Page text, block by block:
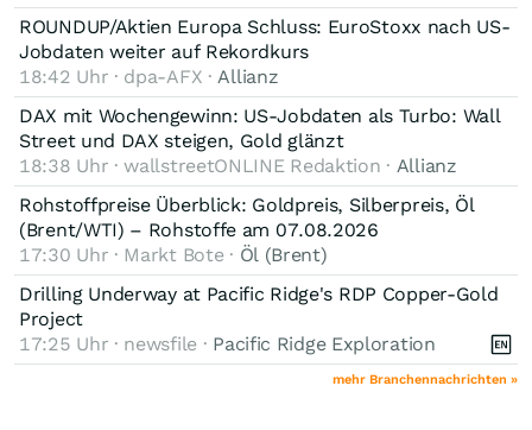
ROUNDUP/Aktien Europa Schluss: EuroStoxx nach US-
Jobdaten weiter auf Rekordkurs
18:42 Uhr · dpa-AFX · Allianz
DAX mit Wochengewinn: US-Jobdaten als Turbo: Wall
Street und DAX steigen, Gold glänzt
18:38 Uhr · wallstreetONLINE Redaktion · Allianz
Rohstoffpreise Überblick: Goldpreis, Silberpreis, Öl
(Brent/WTI) – Rohstoffe am 07.08.2026
17:30 Uhr · Markt Bote · Öl (Brent)
Drilling Underway at Pacific Ridge's RDP Copper-Gold
Project
17:25 Uhr · newsfile · Pacific Ridge Exploration
mehr Branchennachrichten »